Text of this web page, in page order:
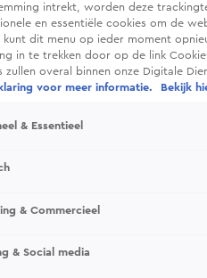
intrekt, worden deze
en essentiële cookies om de
kunt dit menu op ieder moment
in te trekken door op de link
zullen overal binnen onze Digitale
voor meer informatie.
Bekijk
& Essentieel
& Commercieel
& Social media